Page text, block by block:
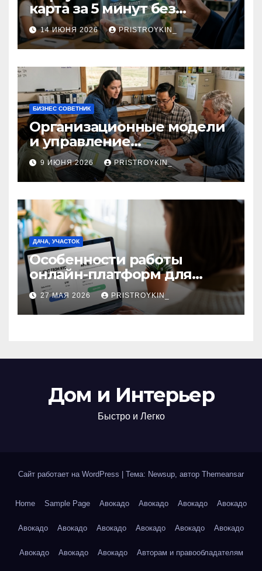
карта за 5 минут без
верификации и участия
банков с пополнением в
долларовом стейблкоине
14 ИЮНЯ 2026 PRISTROYKIN_
БИЗНЕС СОВЕТНИК
Организационные модели
и управление
сельскохозяйственными
компаниями и
предприятиями
9 ИЮНЯ 2026 PRISTROYKIN_
ДАЧА, УЧАСТОК
Особенности работы
онлайн-платформ для
поиска авиабилетов и
железнодорожных
билетов
27 МАЯ 2026 PRISTROYKIN_
Дом и Интерьер
Быстро и Легко
Сайт работает на WordPress Тема: Newsup, автор Themeansar
Home Sample Page Авокадо Авокадо Авокадо Авокадо
Авокадо Авокадо Авокадо Авокадо Авокадо Авокадо
Авокадо Авокадо Авокадо Авторам и правообладателям